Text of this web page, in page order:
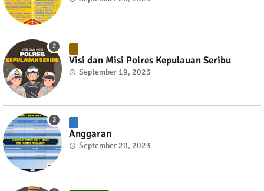
Visi dan Misi Polres Kepulauan Seribu
September 19, 2023
Anggaran
September 20, 2023